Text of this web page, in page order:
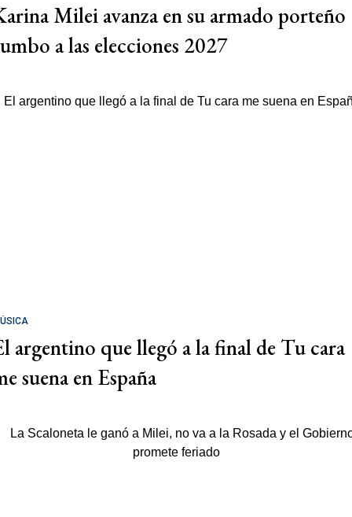
Milei avanza en su armado porteño
a las elecciones 2027
argentino que llegó a la final de Tu cara
suena en España